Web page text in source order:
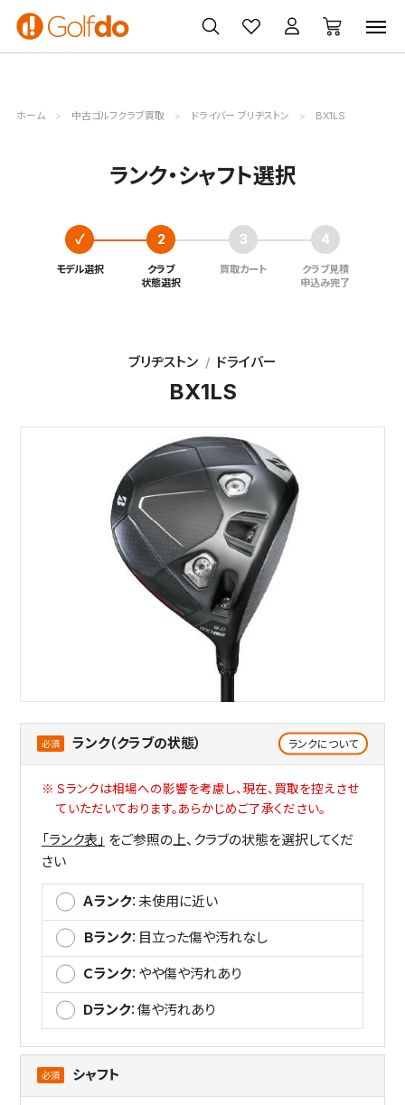
ゴルフ
クラブ
ゴルフ用品
買取
無料査定
クーポン
一覧
ホーム 中古ゴルフクラブ買取 ドライバー ブリヂストン BX1LS
ランク・シャフト選択
モデル選択
クラブ
状態選択
買取カート
クラブ見積
申込み完了
ブリヂストン ドライバー
BX1LS
ランク（クラブの状態） ランクについて
Ｓランクは相場への影響を考慮し、現在、買取を控えさせ
ていただいております。あらかじめご了承ください。
「ランク表」 をご参照の上、クラブの状態を選択してくだ
さい
Ａランク：未使⽤に近い
Ｂランク：⽬⽴った傷や汚れなし
Ｃランク：やや傷や汚れあり
Dランク：傷や汚れあり
シャフト